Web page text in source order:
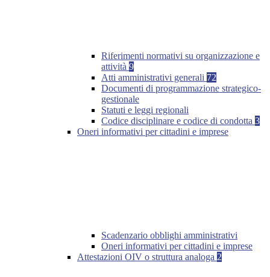
Riferimenti normativi su organizzazione e
attività 9
Atti amministrativi generali 72
Documenti di programmazione strategico-
gestionale
Statuti e leggi regionali
Codice disciplinare e codice di condotta 3
Oneri informativi per cittadini e imprese
Scadenzario obblighi amministrativi
Oneri informativi per cittadini e imprese
Attestazioni OIV o struttura analoga 2